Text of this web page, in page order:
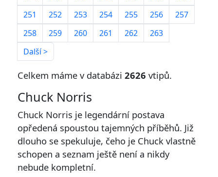
251
252 253 254 255 256
257
258
259 260 261 262
263
Další >
Celkem máme v databázi 2626 vtipů.
Chuck Norris
Chuck Norris je legendární postava
opředená spoustou tajemných příběhů. Již
dlouho se spekuluje, čeho je Chuck vlastně
schopen a seznam ještě není a nikdy
nebude kompletní.